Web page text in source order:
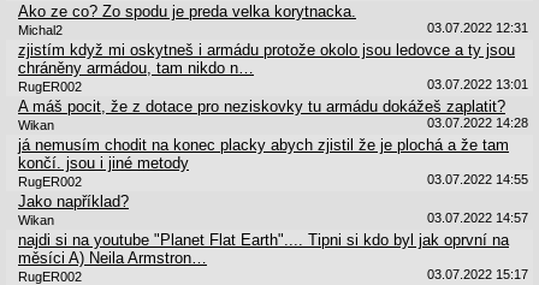
Ako ze co? Zo spodu je preda velka korytnacka.
Michal2 03.07.2022 12:31
zjistím když mi oskytneš i armádu protože okolo jsou ledovce a ty jsou
chráněny armádou, tam nikdo n…
RugER002 03.07.2022 13:01
A máš pocit, že z dotace pro neziskovky tu armádu dokážeš zaplatit?
Wikan 03.07.2022 14:28
já nemusím chodit na konec placky abych zjistil že je plochá a že tam
končí. jsou i jiné metody
RugER002 03.07.2022 14:55
Jako například?
Wikan 03.07.2022 14:57
najdi si na youtube "Planet Flat Earth".... Tipni si kdo byl jak oprvní na
měsíci A) Neila Armstron…
RugER002 03.07.2022 15:17